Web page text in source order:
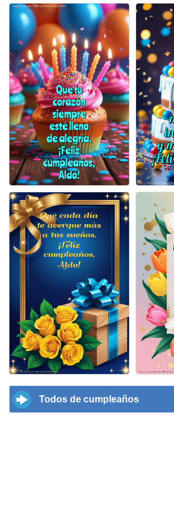
Todos de cumpleaños